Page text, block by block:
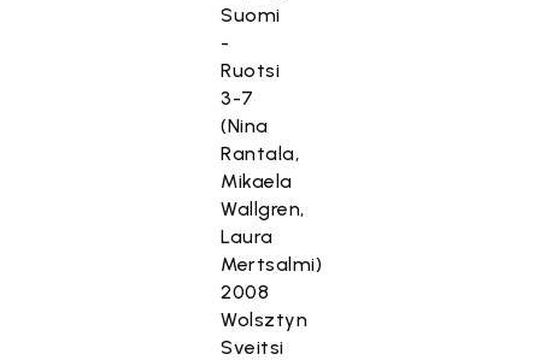
Suomi
-
Ruotsi
3-7
(Nina
Rantala,
Mikaela
Wallgren,
Laura
Mertsalmi)
2008
Wolsztyn
Sveitsi